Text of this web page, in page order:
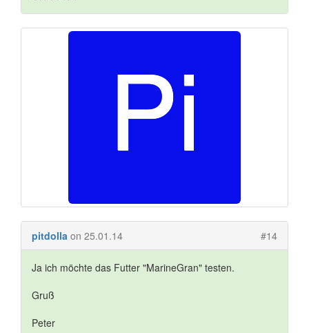
pitdolla on 25.01.14 #14
Ja ich möchte das Futter "MarineGran" testen.
Gruß
Peter